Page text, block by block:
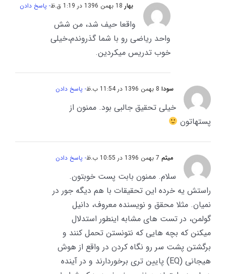
بهار - پاسخ دادن
واقعا حیف شد، من شش
واحد ریاضی رو با شما گذروندم،خیلی
خوب تدریس میکردین.
سودا - پاسخ دادن
خیلی تحقیق جالبی بود. ممنون از
پستهاتون
میثم - پاسخ دادن
سلام. ممنون بابت پست خوبتون.
راستش یه خرده این تحقیقات با هم دیگه جور در
نمیان. مثلا محقق و نویسنده معروف، دانیل
گولمن، در تست های مشابه اینطور استدلال
میکنن که بچه هایی که نتونستن تحمل کنند و
برگشتن پشت سر رو نگاه کردن در واقع از هوش
هیجانی (EQ) پایین تری برخوردارند و در آینده